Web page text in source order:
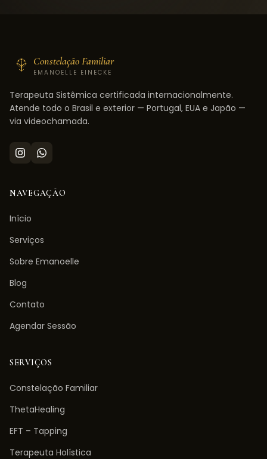
Constelação Familiar
EMANOELLE EINECKE
Terapeuta Sistêmica certificada internacionalmente.
Atende todo o Brasil e exterior — Portugal, EUA e Japão —
via videochamada.
NAVEGAÇÃO
Início
Serviços
Sobre Emanoelle
Blog
Contato
Agendar Sessão
SERVIÇOS
Constelação Familiar
ThetaHealing
EFT – Tapping
Terapeuta Holística